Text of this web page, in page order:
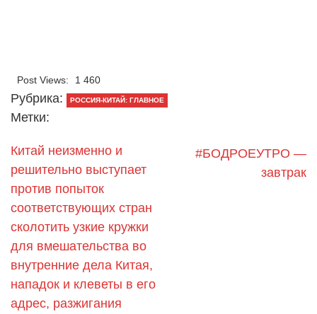
Post Views: 1 460
Рубрика: РОССИЯ-КИТАЙ: ГЛАВНОЕ
Метки:
Китай неизменно и
решительно выступает
против попыток
соответствующих стран
сколотить узкие кружки
для вмешательства во
внутренние дела Китая,
нападок и клеветы в его
адрес, разжигания
#БОДРОЕУТРО —
завтрак